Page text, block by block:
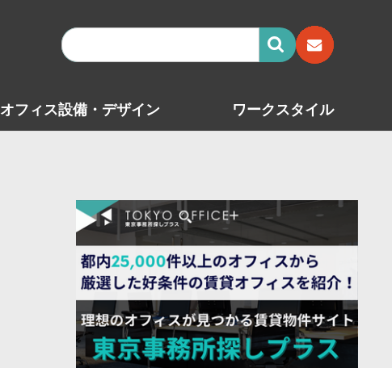
オフィス設備・デザイン ワークスタイル